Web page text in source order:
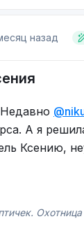
назад
А я
Ксению,